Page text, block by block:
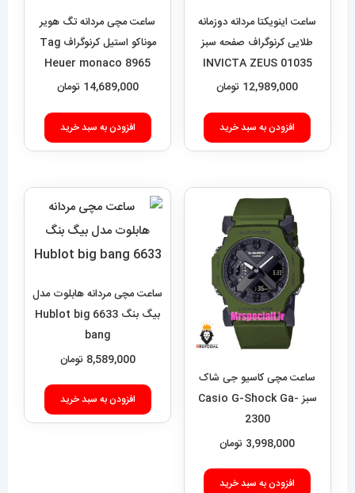
ساعت اینویکتا مردانه دوزمانه
طلایی کرنوگراف صفحه سبز
01035 INVICTA ZEUS
12,989,000 تومان
افزودن به سبد خرید
ساعت مچی مردانه تگ هویر
موناکو استیل کرنوگراف Tag
Heuer monaco 8965
14,689,000 تومان
افزودن به سبد خرید
ساعت مچی کاسیو جی شاک
سبز Casio G-Shock Ga-
2300
3,998,000 تومان
افزودن به سبد خرید
ساعت مچی مردانه هابلوت مدل
بیگ بنگ 6633 Hublot big
bang
8,589,000 تومان
افزودن به سبد خرید